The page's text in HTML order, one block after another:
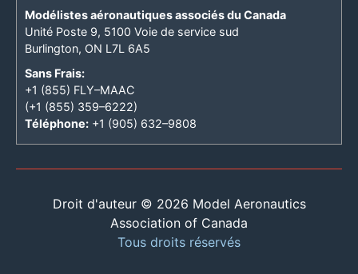
Modélistes aéronautiques associés du Canada
Unité Poste 9, 5100 Voie de service sud
Burlington, ON L7L 6A5
Sans Frais:
+1 (855) FLY–MAAC
(+1 (855) 359–6222)
Téléphone: +1 (905) 632–9808
Droit d'auteur © 2026 Model Aeronautics
Association of Canada
Tous droits réservés